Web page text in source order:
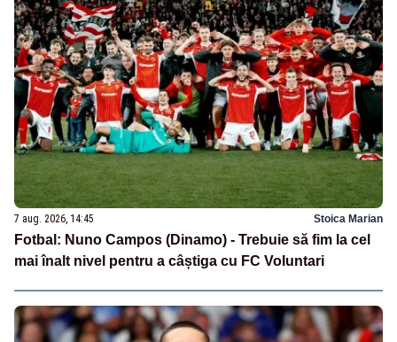
7 aug. 2026, 14:45 Stoica Marian
Fotbal: Nuno Campos (Dinamo) - Trebuie să fim la cel
mai înalt nivel pentru a câștiga cu FC Voluntari